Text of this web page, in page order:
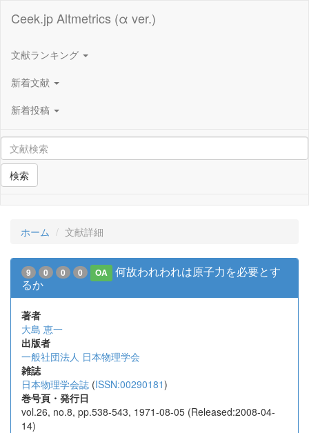
Ceek.jp Altmetrics (α ver.)
文献ランキング
新着文献
新着投稿
検索
ホーム 文献詳細
9 0 0 0 OA
何故われわれは原子力を必要とす
るか
著者
大島 恵一
出版者
一般社団法人 日本物理学会
雑誌
日本物理学会誌 (ISSN:00290181)
巻号頁・発行日
vol.26, no.8, pp.538-543, 1971-08-05 (Released:2008-04-
14)